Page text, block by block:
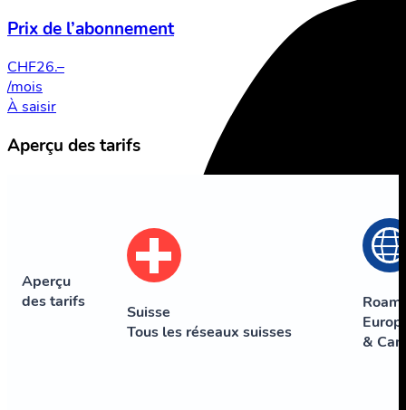
Prix de l’abonnement
CHF26.–
/mois
À saisir
Aperçu des tarifs
Aperçu
des tarifs
Suisse
Tous les réseaux suisses
&